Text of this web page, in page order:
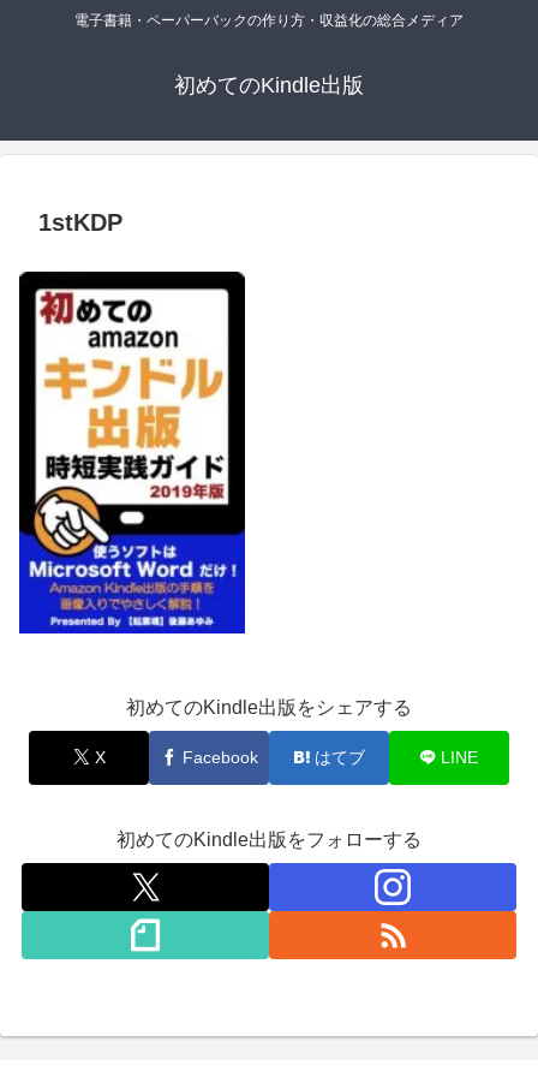
電子書籍・ペーパーバックの作り方・収益化の総合メディア
初めてのKindle出版
1stKDP
初めてのKindle出版をシェアする
X Facebook はてブ LINE
初めてのKindle出版をフォローする